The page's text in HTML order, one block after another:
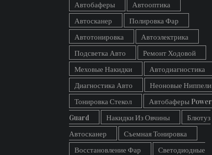
Автобаферы
Автооптика
Автосканер
Полировка Фар
Автотонировка
Автоэлектрика
Подсветка Авто
Ремонт Ходовой
Меховые Накидки
Автодиагностика
Диагностика Авто
Неоновые Ниппели
Тонировка Стекол
Автобаферы Power
Guard
Накидки Из Овчины
Блютуз
Автосканер
Съемная Тонировка
Восстановление Фар
Светодиодные